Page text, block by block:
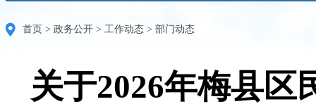
首页 > 政务公开 > 工作动态 > 部门动态
关于2026年梅县区